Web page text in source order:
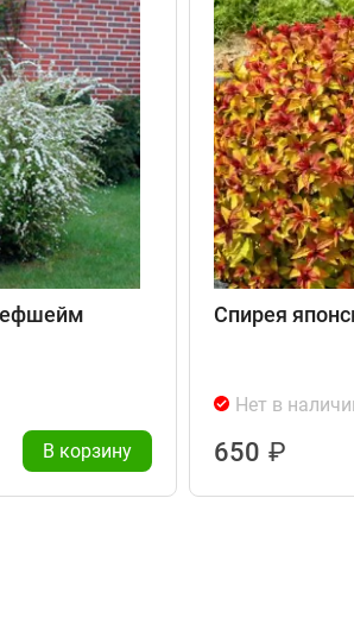
В корзину
Спирея
Нет в
650 ₽